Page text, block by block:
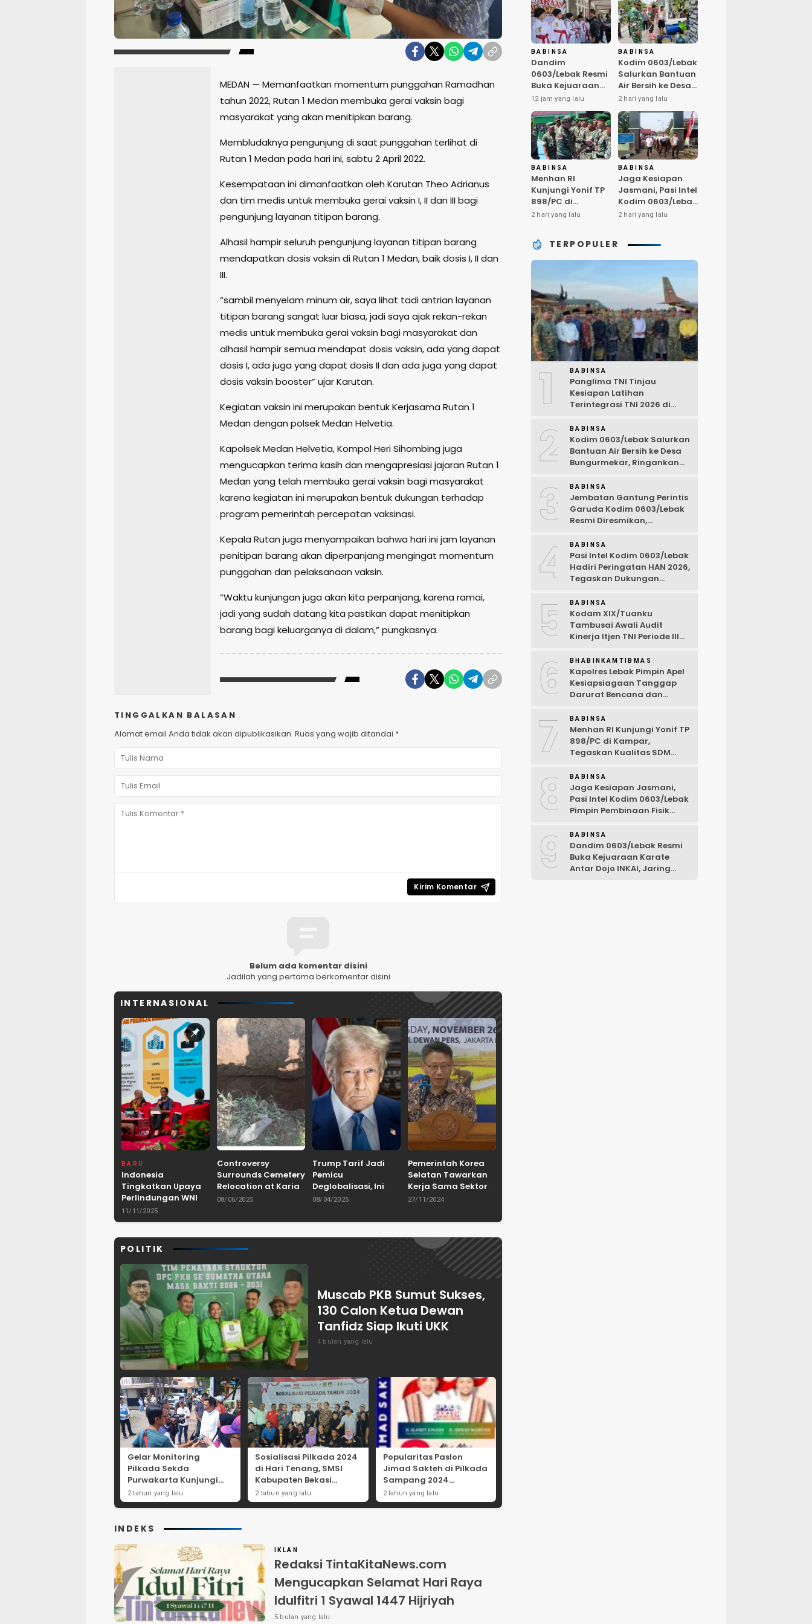
MEDAN — Memanfaatkan momentum punggahan Ramadhan
tahun 2022, Rutan 1 Medan membuka gerai vaksin bagi
masyarakat yang akan menitipkan barang.
Membludaknya pengunjung di saat punggahan terlihat di
Rutan 1 Medan pada hari ini, sabtu 2 April 2022.
Kesempataan ini dimanfaatkan oleh Karutan Theo Adrianus
dan tim medis untuk membuka gerai vaksin I, II dan III bagi
pengunjung layanan titipan barang.
Alhasil hampir seluruh pengunjung layanan titipan barang
mendapatkan dosis vaksin di Rutan 1 Medan, baik dosis I, II dan
III.
“sambil menyelam minum air, saya lihat tadi antrian layanan
titipan barang sangat luar biasa, jadi saya ajak rekan-rekan
medis untuk membuka gerai vaksin bagi masyarakat dan
alhasil hampir semua mendapat dosis vaksin, ada yang dapat
dosis I, ada juga yang dapat dosis II dan ada juga yang dapat
dosis vaksin booster” ujar Karutan.
Kegiatan vaksin ini merupakan bentuk Kerjasama Rutan 1
Medan dengan polsek Medan Helvetia.
Kapolsek Medan Helvetia, Kompol Heri Sihombing juga
mengucapkan terima kasih dan mengapresiasi jajaran Rutan 1
Medan yang telah membuka gerai vaksin bagi masyarakat
karena kegiatan ini merupakan bentuk dukungan terhadap
program pemerintah percepatan vaksinasi.
Kepala Rutan juga menyampaikan bahwa hari ini jam layanan
penitipan barang akan diperpanjang mengingat momentum
punggahan dan pelaksanaan vaksin.
“Waktu kunjungan juga akan kita perpanjang, karena ramai,
jadi yang sudah datang kita pastikan dapat menitipkan
barang bagi keluarganya di dalam,” pungkasnya.
TINGGALKAN BALASAN
Alamat email Anda tidak akan dipublikasikan. Ruas yang wajib ditandai *
Belum ada komentar disini
Jadilah yang pertama berkomentar disini
INTERNASIONAL
BARU
Indonesia
Tingkatkan Upaya
Perlindungan WNI
dan Pemberantasan
TPPO di Asia
11/11/2025
Controversy
Surrounds Cemetery
Relocation at Karian
Dam Project in
08/06/2025
Trump Tarif Jadi
Pemicu
Deglobalisasi, Ini
Ulasan Tajam dari
ASPRINDO
08/04/2025
Pemerintah Korea
Selatan Tawarkan
Kerja Sama Sektor
Pertanian untuk
Pangan Indonesia
27/11/2024
POLITIK
Muscab PKB Sumut Sukses,
130 Calon Ketua Dewan
Tanfidz Siap Ikuti UKK
4 bulan yang lalu
Gelar Monitoring
Pilkada Sekda
Purwakarta Kunjungi
Beberapa TPS Yang Ada
Di Purwakarta
2 tahun yang lalu
Sosialisasi Pilkada 2024
di Hari Tenang, SMSI
Kabupaten Bekasi
Dorong Angka
Partisipasi Masyarakat
2 tahun yang lalu
Popularitas Paslon
Jimad Sakteh di Pilkada
Sampang 2024
Didorong Kebijakan
Populis dan Dukungan
2 tahun yang lalu
INDEKS
IKLAN
Redaksi TintaKitaNews.com
Mengucapkan Selamat Hari Raya
Idulfitri 1 Syawal 1447 Hijriyah
5 bulan yang lalu
BABINSA
Dandim
0603/Lebak Resmi
Buka Kejuaraan
Karate Antar Dojo
INKAI, Jaring Bibit
Atlet Unggul
Sambut HUT ke-81
RI
12 jam yang lalu
BABINSA
Kodim 0603/Lebak
Salurkan Bantuan
Air Bersih ke Desa
Bungurmekar,
Ringankan Beban
Warga
Terdampak
Kemarau
2 hari yang lalu
BABINSA
Menhan RI
Kunjungi Yonif TP
898/PC di
Kampar,
Kualitas SDM
Kunci Kekuatan
TNI
2 hari yang lalu
BABINSA
Jaga Kesiapan
Jasmani, Pasi Intel
Kodim 0603/Lebak
Pimpin Pembinaan
2 hari yang lalu
TERPOPULER
1 BABINSA
Panglima TNI Tinjau
Kesiapan Latihan
Terintegrasi TNI 2026 di
2 BABINSA
Kodim 0603/Lebak Salurkan
Bantuan Air Bersih ke Desa
Bungurmekar, Ringankan
Kemarau
3 BABINSA
Jembatan Gantung Perintis
Garuda Kodim 0603/Lebak
Resmi Diresmikan,
Desa Wanasalam
4 BABINSA
Pasi Intel Kodim 0603/Lebak
Hadiri Peringatan HAN 2026,
Tegaskan Dukungan
Ramah Anak
5 BABINSA
Kodam XIX/Tuanku
Tambusai Awali Audit
Kinerja Itjen TNI Periode III
6 BHABINKAMTIBMAS
Kapolres Lebak Pimpin Apel
Kesiapsiagaan Tanggap
Darurat Bencana dan
7 BABINSA
Menhan RI Kunjungi Yonif TP
898/PC di Kampar,
Tegaskan Kualitas SDM
8 BABINSA
Jaga Kesiapan Jasmani,
Pasi Intel Kodim 0603/Lebak
Pimpin Pembinaan Fisik
9 BABINSA
Dandim 0603/Lebak Resmi
Buka Kejuaraan Karate
Antar Dojo INKAI, Jaring